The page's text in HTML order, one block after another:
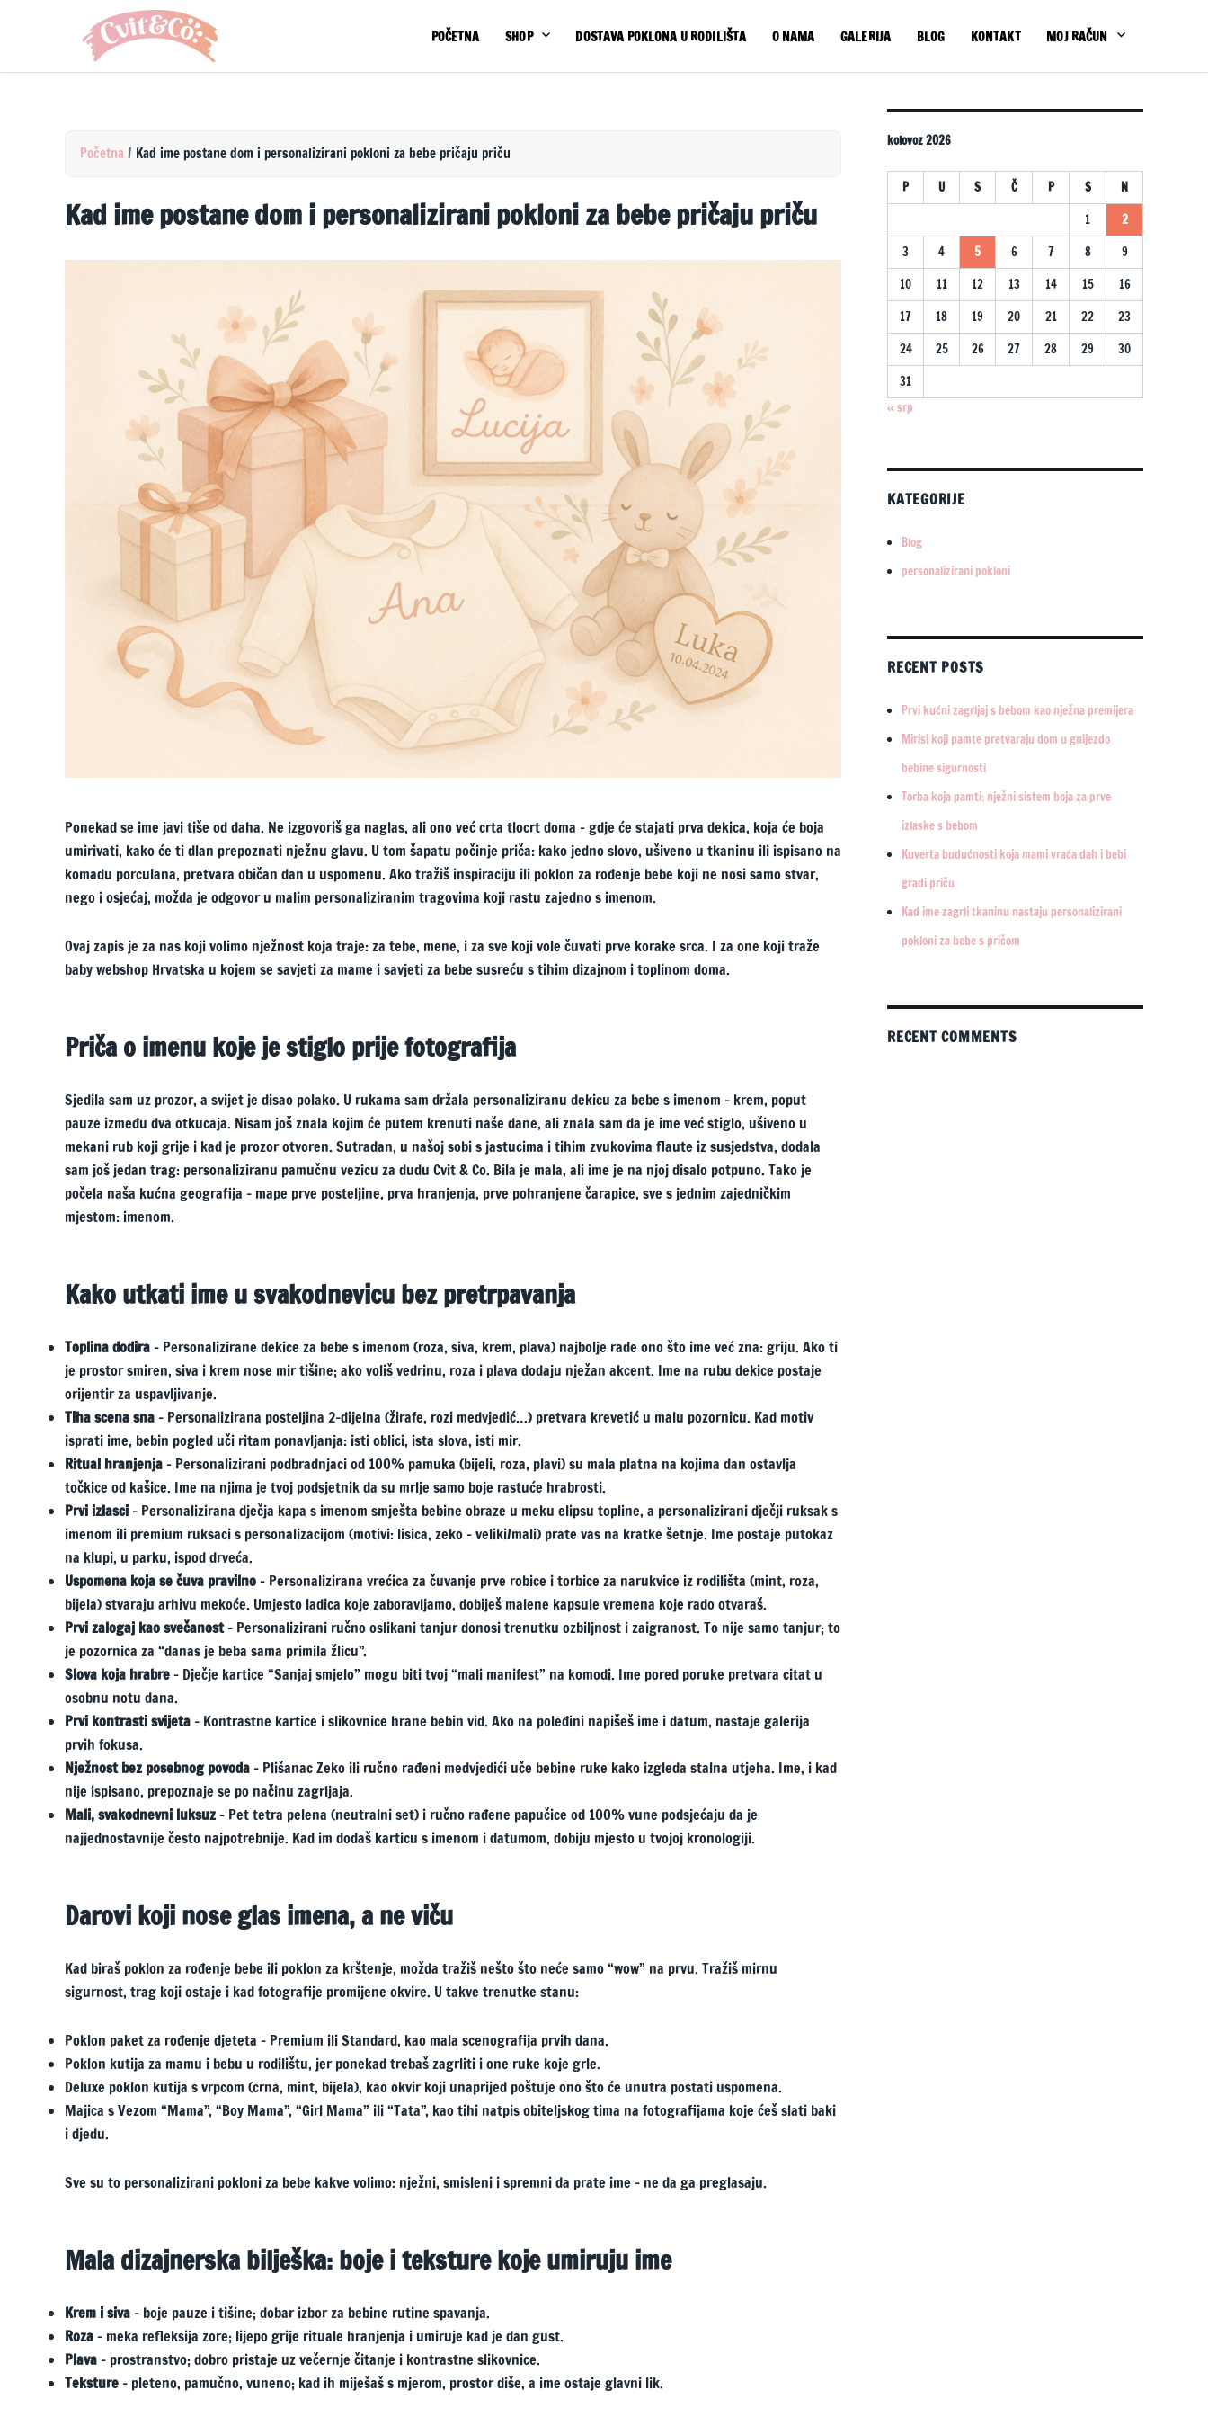
POČETNA SHOP DOSTAVA POKLONA U RODILIŠTA O NAMA GALERIJA BLOG KONTAKT MOJ RAČUN
Početna / Kad ime postane dom i personalizirani pokloni za bebe pričaju priču
Kad ime postane dom i personalizirani pokloni za bebe pričaju priču
Ponekad se ime javi tiše od daha. Ne izgovoriš ga naglas, ali ono već crta tlocrt doma – gdje će stajati prva dekica, koja će boja
umirivati, kako će ti dlan prepoznati nježnu glavu. U tom šapatu počinje priča: kako jedno slovo, ušiveno u tkaninu ili ispisano na
komadu porculana, pretvara običan dan u uspomenu. Ako tražiš inspiraciju ili poklon za rođenje bebe koji ne nosi samo stvar,
nego i osjećaj, možda je odgovor u malim personaliziranim tragovima koji rastu zajedno s imenom.
Ovaj zapis je za nas koji volimo nježnost koja traje: za tebe, mene, i za sve koji vole čuvati prve korake srca. I za one koji traže
baby webshop Hrvatska u kojem se savjeti za mame i savjeti za bebe susreću s tihim dizajnom i toplinom doma.
Priča o imenu koje je stiglo prije fotografija
Sjedila sam uz prozor, a svijet je disao polako. U rukama sam držala personaliziranu dekicu za bebe s imenom – krem, poput
pauze između dva otkucaja. Nisam još znala kojim će putem krenuti naše dane, ali znala sam da je ime već stiglo, ušiveno u
mekani rub koji grije i kad je prozor otvoren. Sutradan, u našoj sobi s jastucima i tihim zvukovima flaute iz susjedstva, dodala
sam još jedan trag: personaliziranu pamučnu vezicu za dudu Cvit & Co. Bila je mala, ali ime je na njoj disalo potpuno. Tako je
počela naša kućna geografija – mape prve posteljine, prva hranjenja, prve pohranjene čarapice, sve s jednim zajedničkim
mjestom: imenom.
Kako utkati ime u svakodnevicu bez pretrpavanja
Toplina dodira– Personalizirane dekice za bebe s imenom (roza, siva, krem, plava) najbolje rade ono što ime već zna: griju. Ako ti
je prostor smiren, siva i krem nose mir tišine; ako voliš vedrinu, roza i plava dodaju nježan akcent. Ime na rubu dekice postaje
orijentir za uspavljivanje.
Tiha scena sna– Personalizirana posteljina 2-dijelna (žirafe, rozi medvjedić…) pretvara krevetić u malu pozornicu. Kad motiv
isprati ime, bebin pogled uči ritam ponavljanja: isti oblici, ista slova, isti mir.
Ritual hranjenja– Personalizirani podbradnjaci od 100% pamuka (bijeli, roza, plavi) su mala platna na kojima dan ostavlja
točkice od kašice. Ime na njima je tvoj podsjetnik da su mrlje samo boje rastuće hrabrosti.
Prvi izlasci– Personalizirana dječja kapa s imenom smješta bebine obraze u meku elipsu topline, a personalizirani dječji ruksak s
imenom ili premium ruksaci s personalizacijom (motivi: lisica, zeko – veliki/mali) prate vas na kratke šetnje. Ime postaje putokaz
na klupi, u parku, ispod drveća.
Uspomena koja se čuva pravilno– Personalizirana vrećica za čuvanje prve robice i torbice za narukvice iz rodilišta (mint, roza,
bijela) stvaraju arhivu mekoće. Umjesto ladica koje zaboravljamo, dobiješ malene kapsule vremena koje rado otvaraš.
Prvi zalogaj kao svečanost– Personalizirani ručno oslikani tanjur donosi trenutku ozbiljnost i zaigranost. To nije samo tanjur; to
je pozornica za “danas je beba sama primila žlicu”.
Slova koja hrabre– Dječje kartice “Sanjaj smjelo” mogu biti tvoj “mali manifest” na komodi. Ime pored poruke pretvara citat u
osobnu notu dana.
Prvi kontrasti svijeta– Kontrastne kartice i slikovnice hrane bebin vid. Ako na poleđini napišeš ime i datum, nastaje galerija
prvih fokusa.
Nježnost bez posebnog povoda– Plišanac Zeko ili ručno rađeni medvjedići uče bebine ruke kako izgleda stalna utjeha. Ime, i kad
nije ispisano, prepoznaje se po načinu zagrljaja.
Mali, svakodnevni luksuz– Pet tetra pelena (neutralni set) i ručno rađene papučice od 100% vune podsjećaju da je
najjednostavnije često najpotrebnije. Kad im dodaš karticu s imenom i datumom, dobiju mjesto u tvojoj kronologiji.
Darovi koji nose glas imena, a ne viču
Kad biraš poklon za rođenje bebe ili poklon za krštenje, možda tražiš nešto što neće samo “wow” na prvu. Tražiš mirnu
sigurnost, trag koji ostaje i kad fotografije promijene okvire. U takve trenutke stanu:
Poklon paket za rođenje djeteta – Premium ili Standard, kao mala scenografija prvih dana.
Poklon kutija za mamu i bebu u rodilištu, jer ponekad trebaš zagrliti i one ruke koje grle.
Deluxe poklon kutija s vrpcom (crna, mint, bijela), kao okvir koji unaprijed poštuje ono što će unutra postati uspomena.
Majica s Vezom “Mama”, “Boy Mama”, “Girl Mama” ili “Tata”, kao tihi natpis obiteljskog tima na fotografijama koje ćeš slati baki
i djedu.
Sve su to personalizirani pokloni za bebe kakve volimo: nježni, smisleni i spremni da prate ime – ne da ga preglasaju.
Mala dizajnerska bilješka: boje i teksture koje umiruju ime
Krem i siva– boje pauze i tišine; dobar izbor za bebine rutine spavanja.
Roza– meka refleksija zore; lijepo grije rituale hranjenja i umiruje kad je dan gust.
Plava– prostranstvo; dobro pristaje uz večernje čitanje i kontrastne slikovnice.
Teksture– pleteno, pamučno, vuneno; kad ih miješaš s mjerom, prostor diše, a ime ostaje glavni lik.
kolovoz 2026
P U S Č P S
N
1
2
3
4 5 6 7 8
9
10
11 12 13 14 15
16
17
18 19 20 21 22
23
24
25 26 27 28 29
30
31
« srp
KATEGORIJE
Blog
personalizirani pokloni
RECENT POSTS
Prvi kućni zagrljaj s bebom kao nježna premijera
Mirisi koji pamte pretvaraju dom u gnijezdo
bebine sigurnosti
Torba koja pamti: nježni sistem boja za prve
izlaske s bebom
Kuverta budućnosti koja mami vraća dah i bebi
gradi priču
Kad ime zagrli tkaninu nastaju personalizirani
pokloni za bebe s pričom
RECENT COMMENTS